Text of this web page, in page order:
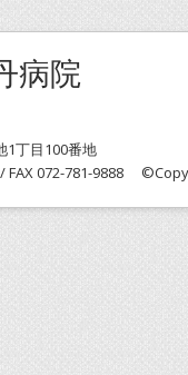
病院
1丁目100番地
FAX 072-781-9888